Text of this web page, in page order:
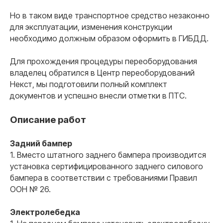
Но в таком виде транспортное средство незаконно
для эксплуатации, изменения конструкции
необходимо должным образом оформить в ГИБДД.
Для прохождения процедуры переоборудования
владелец обратился в Центр переоборудований
Некст, мы подготовили полный комплект
документов и успешно внесли отметки в ПТС.
Описание работ
Задний бампер
1. Вместо штатного заднего бампера производится
установка сертифицированного заднего силового
бампера в соответствии с требованиями Правил
ООН № 26.
Электролебедка